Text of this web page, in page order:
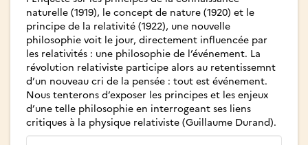
naturelle (1919), le concept de nature (1920) et le
principe de la relativité (1922), une nouvelle
philosophie voit le jour, directement influencée par
les relativités : une philosophie de l’événement. La
révolution relativiste participe alors au retentissemnt
d’un nouveau cri de la pensée : tout est événement.
Nous tenterons d’exposer les principes et les enjeux
d’une telle philosophie en interrogeant ses liens
critiques à la physique relativiste (Guillaume Durand).